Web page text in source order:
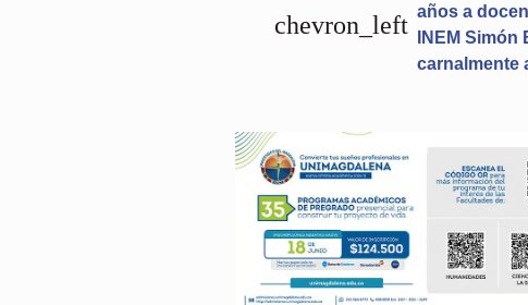
chevron_left años a
INEM
carnalmente